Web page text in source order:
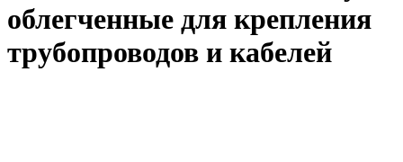
облегченные для крепления
трубопроводов и кабелей